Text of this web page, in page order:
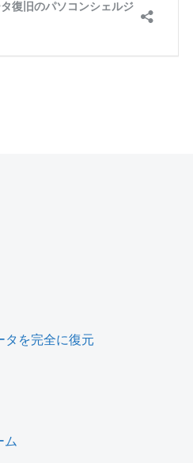
タを完全に復元
ム